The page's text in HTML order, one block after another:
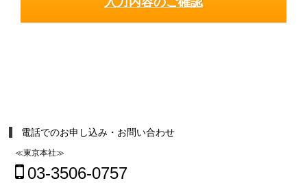
電話でのお申し込み・お問い合わせ
≪東京本社≫
03-3506-0757